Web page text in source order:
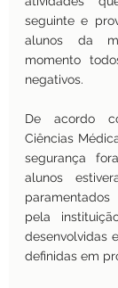
seguinte e
alunos da
momento
negativos.
De acordo
Ciências
segurança
alunos
pela
desenvolvidas
definidas em